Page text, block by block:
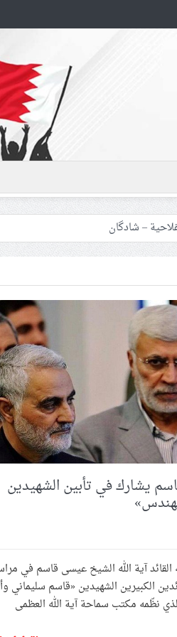
يشيد بإنجازاته
فيه
القضيّة الفلسطينيّة
– شادگان
يشارك في تأبين الشهيدين
القائد آية الله الشيخ عيسى قاسم في
الكبيرين الشهيدين «قاسم سليماني
نظّمه مكتب سماحة آية الله العظمى